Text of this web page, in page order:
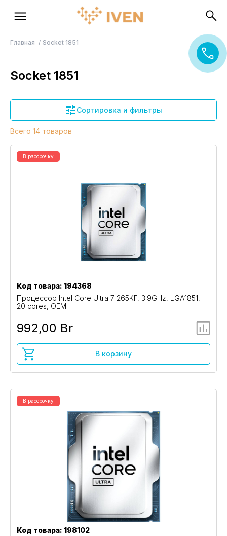
Главная Socket 1851
Socket 1851
Сортировка и фильтры
Всего 14 товаров
В рассрочку
Код товара: 194368
Процессор Intel Core Ultra 7 265KF, 3.9GHz, LGA1851,
20 cores, OEM
992,00 Br
В корзину
В рассрочку
Код товара: 198102